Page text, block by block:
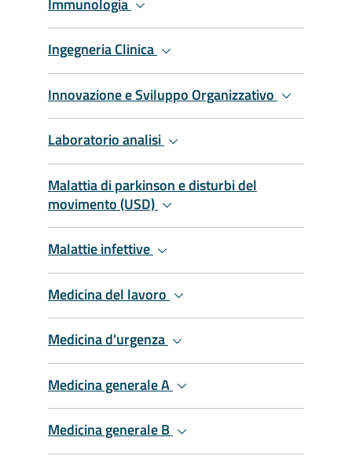
Ingegneria Clinica
Innovazione e Sviluppo Organizzativo
Laboratorio analisi
Malattia di parkinson e disturbi del
movimento (USD)
Malattie infettive
Medicina del lavoro
Medicina d'urgenza
Medicina generale A
Medicina generale B